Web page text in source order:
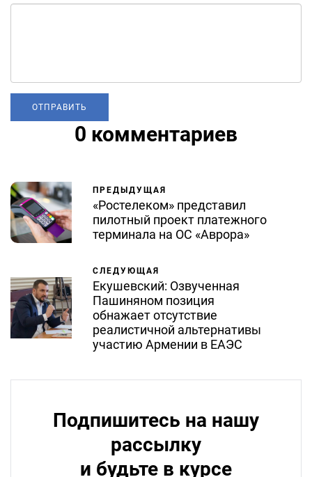
0 комментариев
ПРЕДЫДУЩАЯ
«Ростелеком» представил
пилотный проект платежного
терминала на ОС «Аврора»
СЛЕДУЮЩАЯ
Екушевский: Озвученная
Пашиняном позиция
обнажает отсутствие
реалистичной альтернативы
участию Армении в ЕАЭС
Подпишитесь на нашу
рассылку
и будьте в курсе